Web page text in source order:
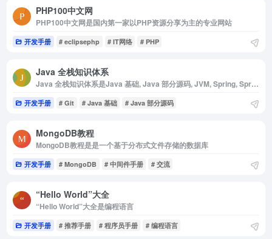
PHP100中文网
PHP100中文网是国内第一家以PHP资源分享为主的专业网站
开发手册 # eclipsephp # IT网络 # PHP
Java 全栈知识体系
Java 全栈知识体系是Java 基础, Java 部分源码, JVM, Spring, Spring Boot, Spring Cloud, 数据库原理, MySQL, ElasticSearch, ...
开发手册 # Git # Java 基础 # Java 部分源码
MongoDB教程
MongoDB教程是是一个基于分布式文件存储的数据库
开发手册 # MongoDB # 中间件手册 # 交流
“Hello World”大全
“Hello World”大全是编程语言
开发手册 # 推荐手册 # 程序员手册 # 编程语言